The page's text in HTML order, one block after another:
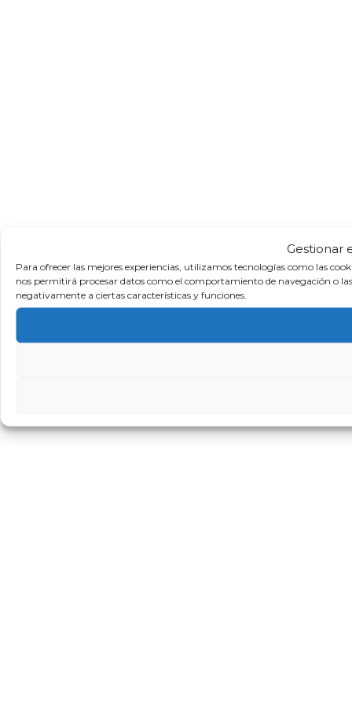
Gestionar
Para ofrecer las mejores experiencias, utilizamos tecnologías como las
nos permitirá procesar datos como el comportamiento de navegación o
negativamente a ciertas características y funciones.